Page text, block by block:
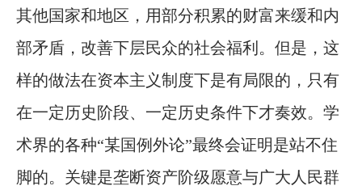
其他国家和地区，用部分积累的财富来缓和内
部矛盾，改善下层民众的社会福利。但是，这
样的做法在资本主义制度下是有局限的，只有
在一定历史阶段、一定历史条件下才奏效。学
术界的各种“某国例外论”最终会证明是站不住
脚的。关键是垄断资产阶级愿意与广大人民群